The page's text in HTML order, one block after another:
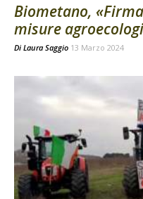
Biometano,
misure
Di Laura Saggio 13 Marzo 2024